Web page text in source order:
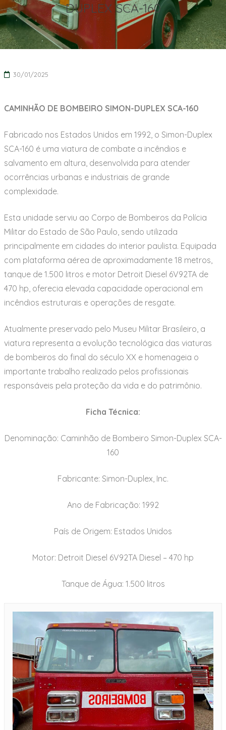
DUPLEX SCA-160
30/01/2025
CAMINHÃO DE BOMBEIRO SIMON-DUPLEX SCA-160
Fabricado nos Estados Unidos em 1992, o Simon-Duplex
SCA-160 é uma viatura de combate a incêndios e
salvamento em altura, desenvolvida para atender
ocorrências urbanas e industriais de grande
complexidade.
Esta unidade serviu ao Corpo de Bombeiros da Polícia
Militar do Estado de São Paulo, sendo utilizada
principalmente em cidades do interior paulista. Equipada
com plataforma aérea de aproximadamente 18 metros,
tanque de 1.500 litros e motor Detroit Diesel 6V92TA de
470 hp, oferecia elevada capacidade operacional em
incêndios estruturais e operações de resgate.
Atualmente preservado pelo Museu Militar Brasileiro, a
viatura representa a evolução tecnológica das viaturas
de bombeiros do final do século XX e homenageia o
importante trabalho realizado pelos profissionais
responsáveis pela proteção da vida e do patrimônio.
Ficha Técnica:
Denominação: Caminhão de Bombeiro Simon-Duplex SCA-
160
Fabricante: Simon-Duplex, Inc.
Ano de Fabricação: 1992
País de Origem: Estados Unidos
Motor: Detroit Diesel 6V92TA Diesel – 470 hp
Tanque de Água: 1.500 litros